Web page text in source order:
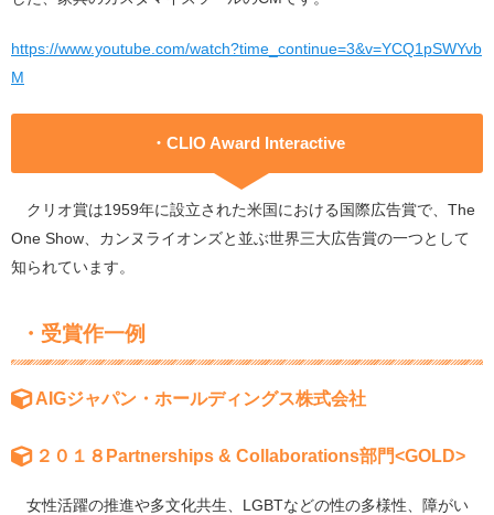
https://www.youtube.com/watch?time_continue=3&v=YCQ1pSWYvb
M
・CLIO Award Interactive
クリオ賞は1959年に設立された米国における国際広告賞で、The
One Show、カンヌライオンズと並ぶ世界三大広告賞の一つとして
知られています。
・受賞作一例
AIGジャパン・ホールディングス株式会社
２０１８Partnerships & Collaborations部門<GOLD>
女性活躍の推進や多文化共生、LGBTなどの性の多様性、障がい